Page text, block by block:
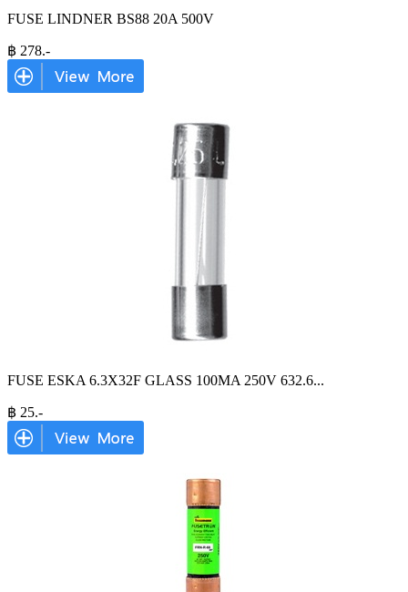
FUSE LINDNER BS88 20A 500V
฿ 278.-
FUSE ESKA 6.3X32F GLASS 100MA 250V 632.6...
฿ 25.-